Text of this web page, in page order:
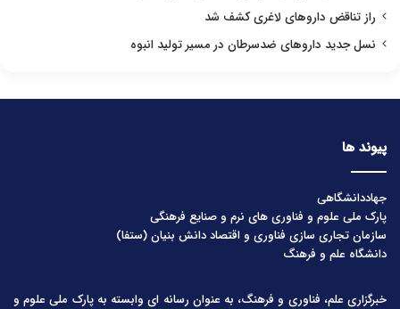
راز تناقض داروهای لاغری کشف شد
نسل جدید داروهای ضدسرطان در مسیر تولید انبوه
پیوند ها
جهاددانشگاهی
پارک ملی علوم و فناوری های نرم و صنایع فرهنگی
سازمان تجاری سازی فناوری و اقتصاد دانش بنیان (ستفا)
دانشگاه علم و فرهنگ
خبرگزاری علم، فناوری و فرهنگ، به عنوان رسانه ای وابسته به پارک ملی علوم و